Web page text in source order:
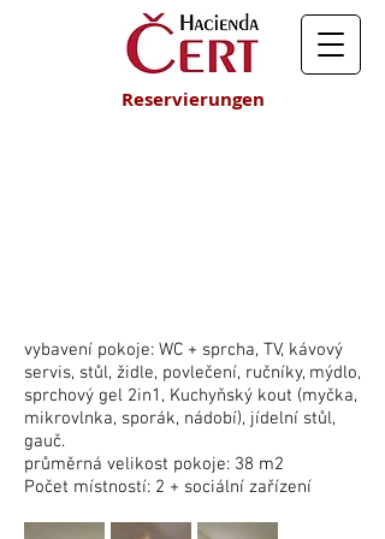
Reservierungen
vybavení pokoje: WC + sprcha, TV, kávový
servis, stůl, židle, povlečení, ručníky, mýdlo,
sprchový gel 2in1, Kuchyňský kout (myčka,
mikrovlnka, sporák, nádobí), jídelní stůl,
gauč.
průměrná velikost pokoje: 38 m2
Počet místností: 2 + sociální zařízení